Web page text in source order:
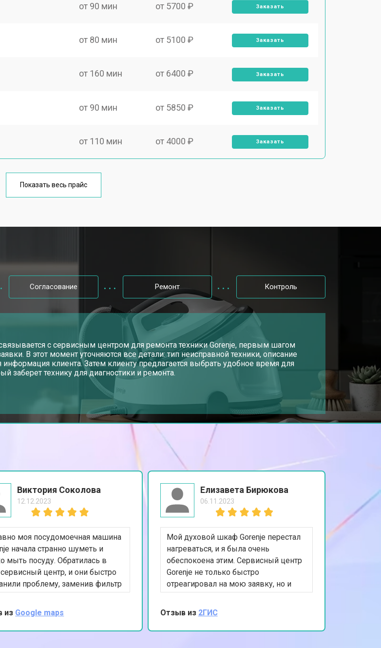
от 90 мин от 5700 ₽ Заказать
от 80 мин от 5100 ₽ Заказать
от 160 мин от 6400 ₽ Заказать
от 90 мин от 5850 ₽ Заказать
от 110 мин от 4000 ₽ Заказать
от 70 мин
от 140 мин от 5700 ₽ Заказать
от 70 мин от 4150 ₽
от 110 мин от 4100 ₽ Заказать
от 80 мин от 4700 ₽
от 150 мин Заказать
Показать весь прайс
Согласование Ремонт Контроль
с сервисным центром для ремонта техники Gorenje, первым шагом
В этот момент уточняются все детали: тип неисправной техники, описание
клиента. Затем клиенту предлагается выбрать удобное время для
заберет технику для диагностики и ремонта.
Виктория Соколова
12.12.2023
моя посудомоечная машина
начала странно шуметь и
мыть посуду. Обратилась в
сервисный центр, и они быстро
проблему, заменив фильтр
Очень довольна результатом,
работает как новая. Спасибо
работу и внимание к
из Google maps
Елизавета Бирюкова
06.11.2023
Мой духовой шкаф Gorenje перестал
нагреваться, и я была очень
обеспокоена этим. Сервисный центр
Gorenje не только быстро
отреагировал на мою заявку, но и
эффективно устранил проблему,
заменив нагревательный элемент. Я
благодарна за их профессионализм и
качество обслуживания. Теперь мой
Отзыв из 2ГИС